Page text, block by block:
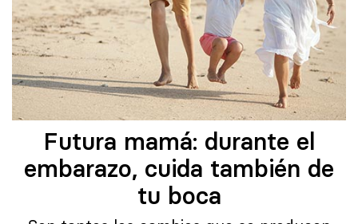
Futura mamá: durante el
embarazo, cuida también de
tu boca